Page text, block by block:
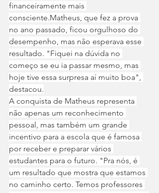
financeiramente mais
consciente.Matheus, que fez a prova
no ano passado, ficou orgulhoso do
desempenho, mas não esperava esse
resultado. "Fiquei na dúvida no
começo se eu ia passar mesmo, mas
hoje tive essa surpresa aí muito boa",
destacou.
A conquista de Matheus representa
não apenas um reconhecimento
pessoal, mas também um grande
incentivo para a escola que é famosa
por receber e preparar vários
estudantes para o futuro. "Pra nós, é
um resultado que mostra que estamos
no caminho certo. Temos professores